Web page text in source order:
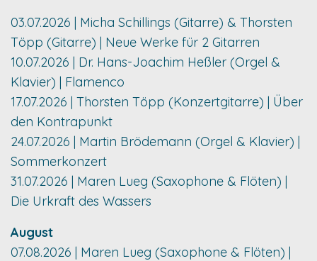
03.07.2026 | Micha Schillings (Gitarre) & Thorsten
Töpp (Gitarre) | Neue Werke für 2 Gitarren
10.07.2026 | Dr. Hans-Joachim Heßler (Orgel &
Klavier) | Flamenco
17.07.2026 | Thorsten Töpp (Konzertgitarre) | Über
den Kontrapunkt
24.07.2026 | Martin Brödemann (Orgel & Klavier) |
Sommerkonzert
31.07.2026 | Maren Lueg (Saxophone & Flöten) |
Die Urkraft des Wassers
August
07.08.2026 | Maren Lueg (Saxophone & Flöten) |